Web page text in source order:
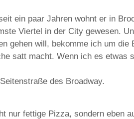
ein paar Jahren wohnt er in
Viertel in der City gewesen.
gehen will, bekomme ich um die
satt macht. Wenn ich es etwas
des Broadway.
nur fettige Pizza, sondern eben